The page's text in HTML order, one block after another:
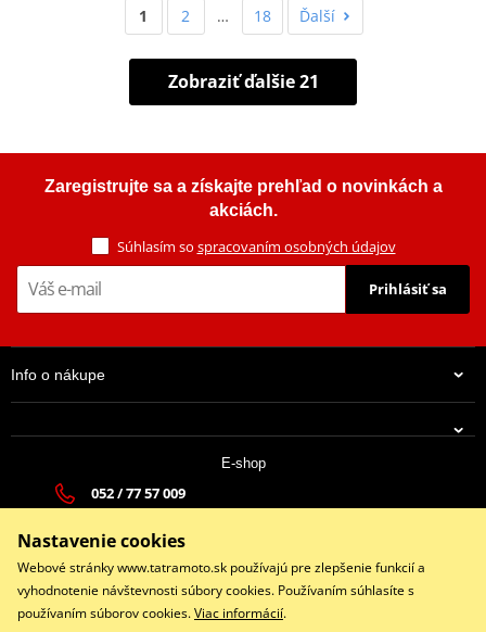
1 2 … 18 Ďalší
Zobraziť ďalšie 21
Zaregistrujte sa a získajte prehľad o novinkách a
akciách.
Súhlasím so spracovaním osobných údajov
Prihlásiť sa
Info o nákupe
E-shop
052 / 77 57 009
Po - Pia 9:00-17:00 | So: 9:00-13:00 | Ne: Zatvorené
Facebook
Nastavenie cookies
Webové stránky www.tatramoto.sk používajú pre zlepšenie funkcií a
vyhodnotenie návštevnosti súbory cookies. Používaním súhlasíte s
používaním súborov cookies.Viac informácií.